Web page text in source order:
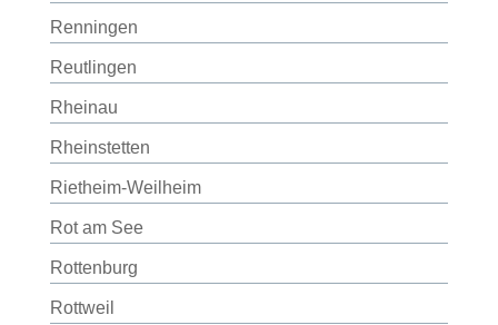
Renningen
Reutlingen
Rheinau
Rheinstetten
Rietheim-Weilheim
Rot am See
Rottenburg
Rottweil